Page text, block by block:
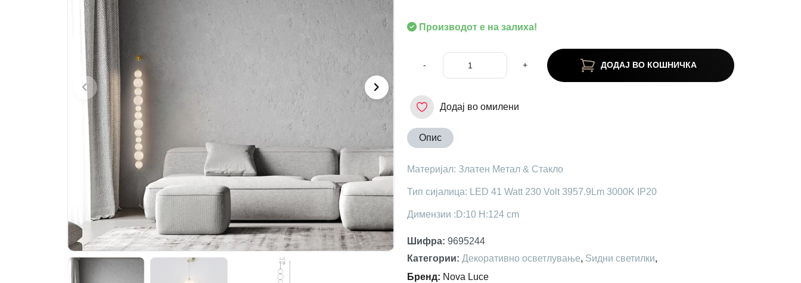
Производот е на залиха!
- + ДОДАЈ ВО КОШНИЧКА
Додај во омилени
Опис
Материјал: Златен Meтал & Стакло
Тип сијалица: LED 41 Watt 230 Volt 3957.9Lm 3000K IP20
Димензии :D:10 H:124 cm
Шифра: 9695244
Категории: Декоративно осветлување, Ѕидни светилки,
Бренд: Nova Luce